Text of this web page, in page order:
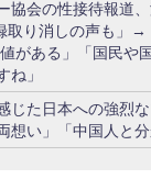
協会の性接待報道
取り消しの声も」→
がある」「国民や
ね」
じた日本への強烈
想い」「中国人と